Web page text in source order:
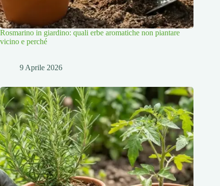
Rosmarino in giardino: quali erbe aromatiche non piantare
vicino e perché
9 Aprile 2026